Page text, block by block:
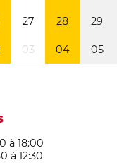
27 28 29
03 04 05
à 18:00
à 12:30